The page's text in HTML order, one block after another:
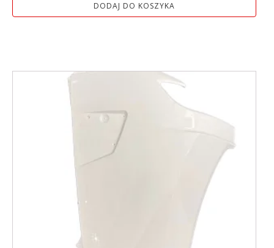
DODAJ DO KOSZYKA